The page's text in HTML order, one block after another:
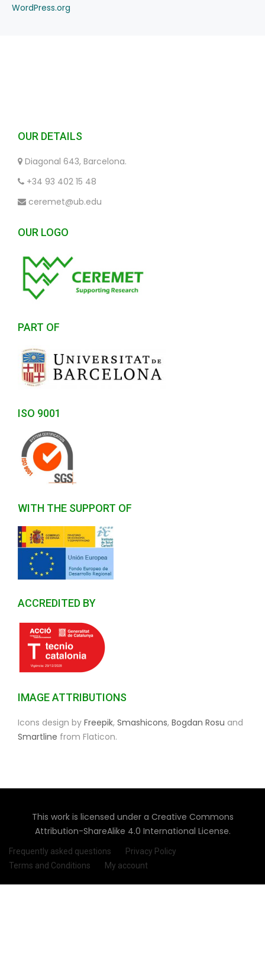
WordPress.org
OUR DETAILS
Diagonal 643, Barcelona.
+34 93 402 15 48
ceremet@ub.edu
OUR LOGO
PART OF
ISO 9001
WITH THE SUPPORT OF
ACCREDITED BY
IMAGE ATTRIBUTIONS
Icons design by Freepik, Smashicons, Bogdan Rosu and
Smartline from Flaticon.
This work is licensed under a Creative Commons
Attribution-ShareAlike 4.0 International License.
Frequently asked questions
Privacy Policy
Terms and Conditions
My account